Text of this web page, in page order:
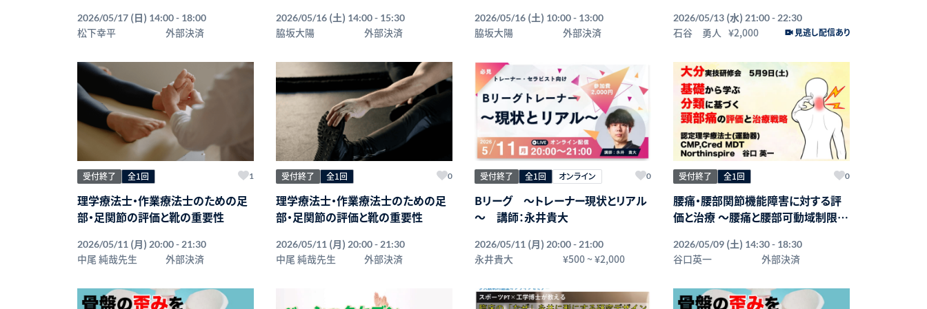
2026/05/17 (日) 14:00 - 18:00
松下幸平 外部決済
2026/05/16 (土) 14:00 - 15:30
脇坂大陽 外部決済
2026/05/16 (土) 10:00 - 13:00
脇坂大陽 外部決済
2026/05/13 (水) 21:00 - 22:30
石谷 勇人 ¥2,000 見逃し配信あり
受付終了 全1回 1
理学療法士・作業療法士のための足
部・足関節の評価と靴の重要性
2026/05/11 (月) 20:00 - 21:30
中尾 純哉先生 外部決済
受付終了 全1回 0
理学療法士・作業療法士のための足
部・足関節の評価と靴の重要性
2026/05/11 (月) 20:00 - 21:30
中尾 純哉先生 外部決済
受付終了 全1回 オンライン 0
Bリーグ ～トレーナー現状とリアル
～ 講師：永井貴大
2026/05/11 (月) 20:00 - 21:00
永井貴大 ¥500~¥2,000
受付終了 全1回 0
腰痛・腰部関節機能障害に対する評
価と治療 ～腰痛と腰部可動域制限に
2026/05/09 (土) 14:30 - 18:30
谷口英一 外部決済